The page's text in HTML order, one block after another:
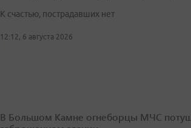
К счастью, пострадавших нет
12:12, 6 августа 2026
В Большом Камне огнеборцы МЧС